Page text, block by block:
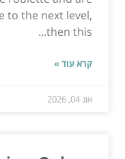
to the next level,
then this...
קרא עוד »
אוג 04, 2026